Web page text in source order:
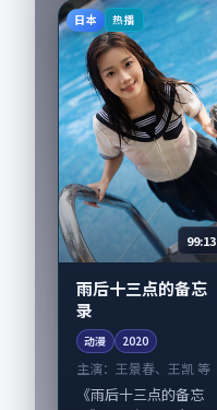
主线；取景与声音设
计凸显韩国城市质
感，适...
日本 热播
99:13
雨后十三点的备忘
录
动漫 2020
主演： 王景春、王凯 等
《雨后十三点的备忘